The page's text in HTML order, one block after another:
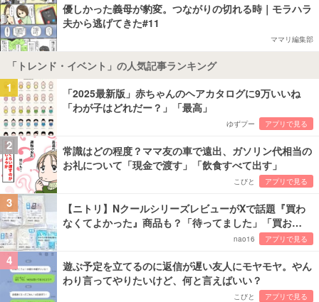
優しかった義母が豹変。つながりの切れる時｜モラハラ
夫から逃げてきた#11
ママリ編集部
「トレンド・イベント」の人気記事ランキング
1
「2025最新版」赤ちゃんのヘアカタログに9万いいね
「わが子はどれだー？」「最高」
ゆずプー アプリで見る
2
常識はどの程度？ママ友の車で遠出、ガソリン代相当の
お礼について「現金で渡す」「飲食すべて出す」
こびと アプリで見る
3
【ニトリ】NクールシリーズレビューがXで話題『買わ
なくてよかった』商品も？「待ってました」「買お…
nao16 アプリで見る
4
遊ぶ予定を立てるのに返信が遅い友人にモヤモヤ。やん
わり言ってやりたいけど、何と言えばいい？
こびと アプリで見る